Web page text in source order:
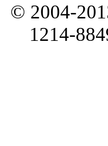
© 2004-
1214-